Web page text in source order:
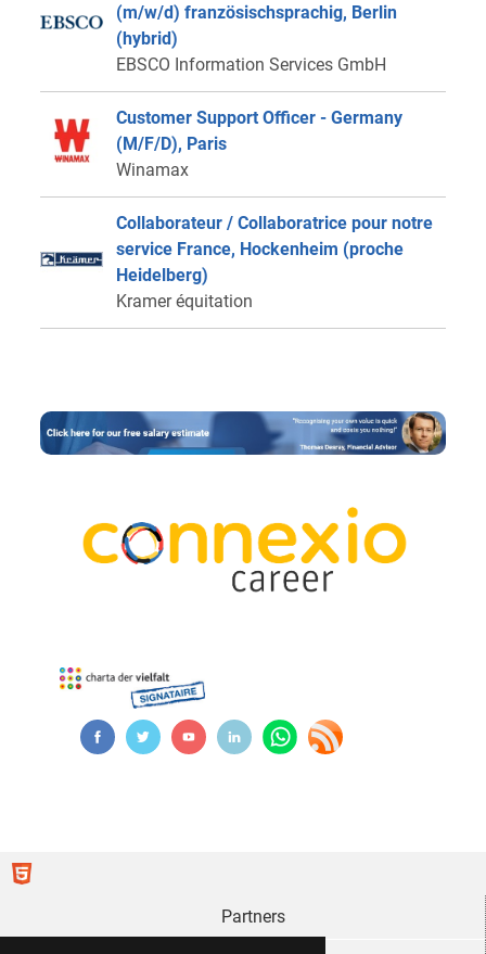
(m/w/d) französischsprachig, Berlin
(hybrid)
EBSCO Information Services GmbH
Customer Support Officer - Germany
(M/F/D), Paris
Winamax
Collaborateur / Collaboratrice pour notre
service France, Hockenheim (proche
Heidelberg)
Kramer équitation
Partners